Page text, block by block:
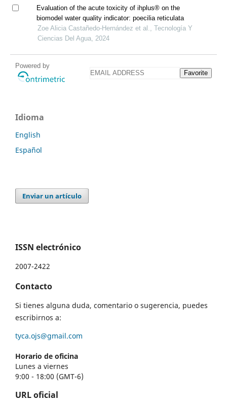
Evaluation of the acute toxicity of ihplus® on the
biomodel water quality indicator: poecilia reticulata
Zoe Alicia Castañedo-Hernández et al., Tecnología Y
Ciencias Del Agua, 2024
Powered by
Favorite
Idioma
English
Español
Enviar un artículo
ISSN electrónico
2007-2422
Contacto
Si tienes alguna duda, comentario o sugerencia, puedes
escribirnos a:
tyca.ojs@gmail.com
Horario de oficina
Lunes a viernes
9:00 - 18:00 (GMT-6)
URL oficial